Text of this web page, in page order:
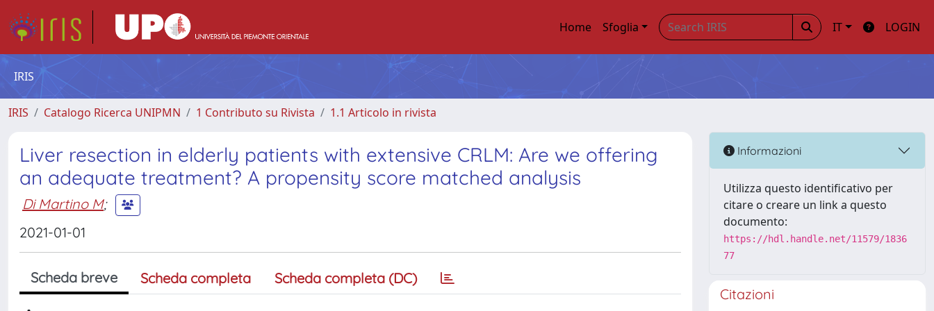
Home Sfoglia IT LOGIN
IRIS
IRIS Catalogo Ricerca UNIPMN 1 Contributo su Rivista 1.1 Articolo in rivista
Liver resection in elderly patients with extensive CRLM: Are we offering
an adequate treatment? A propensity score matched analysis
Di Martino M;
2021-01-01
Scheda breve Scheda completa Scheda completa (DC)
Informazioni
Utilizza questo identificativo per
citare o creare un link a questo
documento:
https://hdl.handle.net/11579/1836
77
Citazioni